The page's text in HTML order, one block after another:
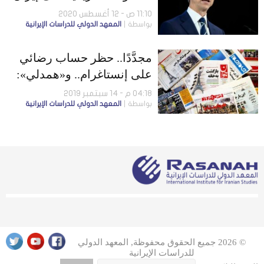
11:10 ص - 12 أغسطس 2020
بواسطة المعهد الدولي للدراسات الإيرانية
مجدَّدًا.. حظر حساب رضائي
على إنستاغرام.. و«همدلي»:
رسائل عزل بولتون ليست في
مصلحة طهران
04:18 م - 14 سبتمبر 2019
بواسطة المعهد الدولي للدراسات الإيرانية
© 2026 جميع الحقوق محفوظة, المعهد الدولي
للدراسات الإيرانية